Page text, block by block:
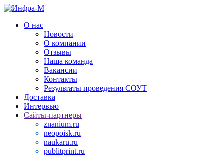
О нас
Новости
О компании
Отзывы
Наша команда
Вакансии
Контакты
Результаты проведения СОУТ
Доставка
Интервью
Сайты-партнеры
znanium.ru
neopoisk.ru
naukaru.ru
publitprint.ru